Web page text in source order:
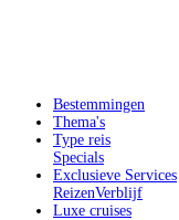
Bestemmingen
Thema's
Type reis
Specials
Exclusieve Services
ReizenVerblijf
Luxe cruises